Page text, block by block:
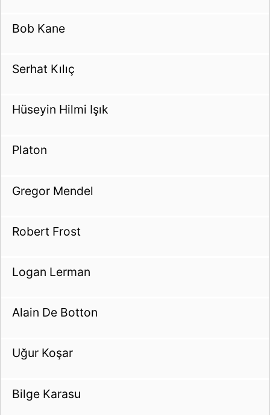
Bob Kane
Serhat Kılıç
Hüseyin Hilmi Işık
Platon
Gregor Mendel
Robert Frost
Logan Lerman
Alain De Botton
Uğur Koşar
Bilge Karasu